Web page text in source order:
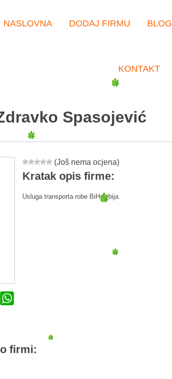
NASLOVNA DODAJ FIRMU BLOG
KONTAKT
Spasojević
(Još nema ocjena)
Kratak opis firme:
Usluga transporta robe BiH-Srbija.
Messenger
firmi: